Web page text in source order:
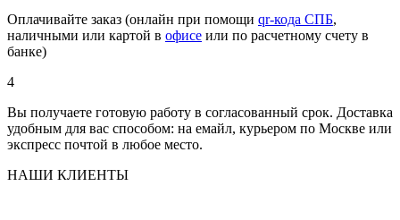
Оплачивайте заказ (онлайн при помощи qr-кода СПБ,
наличными или картой в офисе или по расчетному счету в
банке)
4
Вы получаете готовую работу в согласованный срок. Доставка
удобным для вас способом: на емайл, курьером по Москве или
экспресс почтой в любое место.
НАШИ КЛИЕНТЫ